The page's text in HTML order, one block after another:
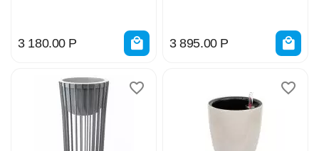
3 180.00 Р 3 895.00 Р